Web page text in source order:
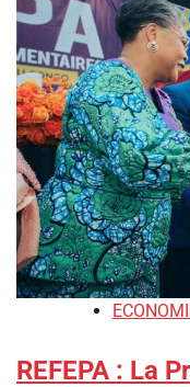
REFEPA : La